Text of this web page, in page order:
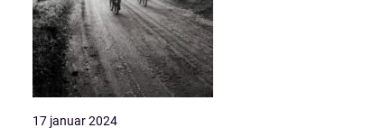
17 januar 2024